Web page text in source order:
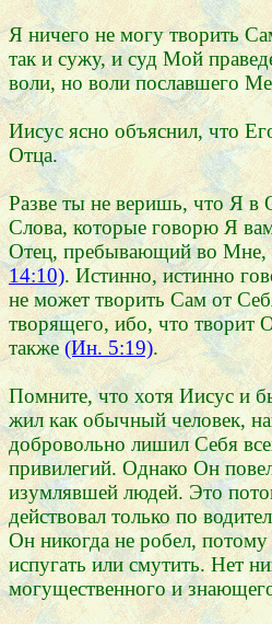
Я ничего не могу творить
так и сужу, и суд Мой
воли, но воли пославшего
Иисус ясно объяснил, что
Отца.
Разве ты не веришь, что Я в
Слова, которые говорю Я
Отец, пребывающий во Мне,
14:10). Истинно, истинно
не может творить Сам от
творящего, ибо, что творит
также(Ин. 5:19).
Помните, что хотя Иисус
жил как обычный человек,
добровольно лишил Себя
привилегий. Однако Он
изумлявшей людей. Это
действовал только по
Он никогда не робел,
испугать или смутить. Нет
могущественного и